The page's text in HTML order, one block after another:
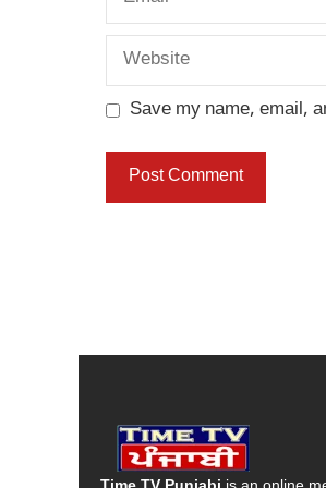
Website
Save my name, email,